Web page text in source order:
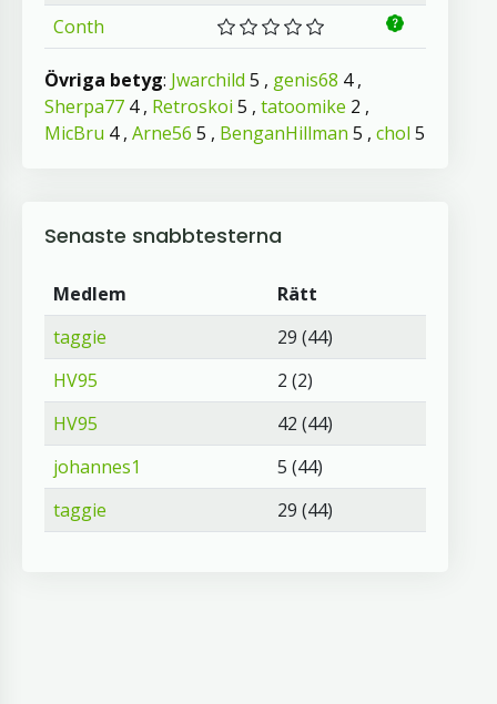
Conth
Övriga betyg: Jwarchild 5 , genis68 4 ,
Sherpa77 4 , Retroskoi 5 , tatoomike 2 ,
MicBru 4 , Arne56 5 , BenganHillman 5 , chol 5
Senaste snabbtesterna
Medlem
Rätt
taggie
29 (44)
HV95
2 (2)
HV95
42 (44)
johannes1
5 (44)
taggie
29 (44)